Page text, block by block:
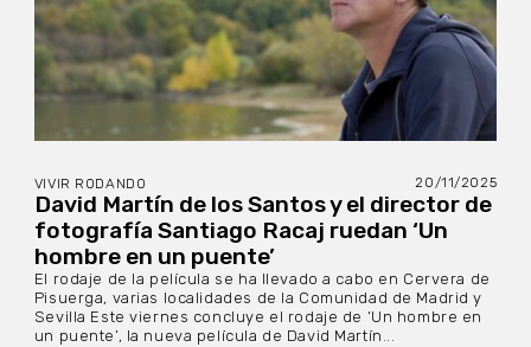
VIVIR RODANDO 20/11/2025
David Martín de los Santos y el director de
fotografía Santiago Racaj ruedan ‘Un
hombre en un puente’
El rodaje de la película se ha llevado a cabo en Cervera de
Pisuerga, varias localidades de la Comunidad de Madrid y
Sevilla Este viernes concluye el rodaje de ‘Un hombre en
un puente’, la nueva película de David Martín...